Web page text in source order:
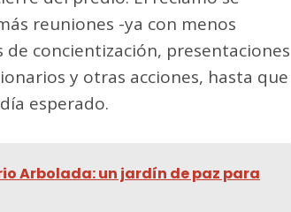
reuniones -ya con menos
concientización, presentaciones
y otras acciones, hasta que
esperado.
Arbolada: un jardín de paz para